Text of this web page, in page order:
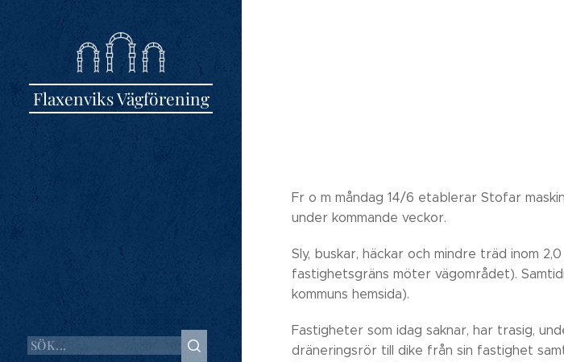
Flaxenviks Vägförening
Fr o m måndag 14/6 etablerar Stofar
under kommande veckor.
Sly, buskar, häckar och mindre träd inom
fastighetsgräns möter vägområdet).
kommuns hemsida).
Fastigheter som idag saknar, har trasig,
dräneringsrör till dike från sin fastighet